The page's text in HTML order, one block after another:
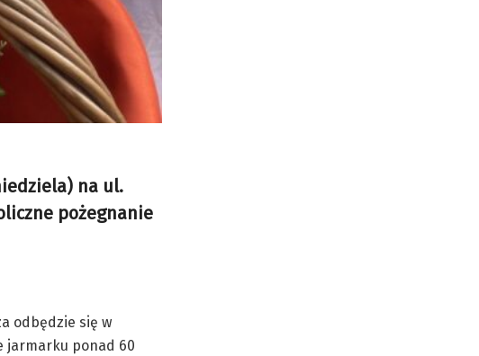
na ul.
pożegnanie
odbędzie się w
jarmarku ponad 60